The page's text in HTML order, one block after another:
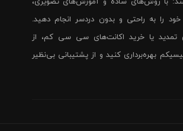
را به راحتی و بدون دردسر انجام دهید.
تمدید یا خرید اکانت‌های سی سی کم، از
بهره‌برداری کنید و از پشتیبانی بی‌نظیر